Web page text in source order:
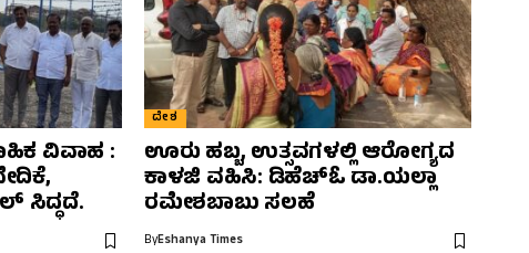
ವಿವಾಹ :
ಸಿದ್ಧದೆ.
ದೇಶ
ಊರು ಹಬ್ಬ, ಉತ್ಸವಗಳಲ್ಲಿ ಆರೋಗ್ಯದ
ಕಾಳಜಿ ವಹಿಸಿ: ಡಿಹೆಚ್‌ಓ ಡಾ.ಯಲ್ಲಾ
ರಮೇಶಬಾಬು ಸಲಹೆ
ByEshanya Times